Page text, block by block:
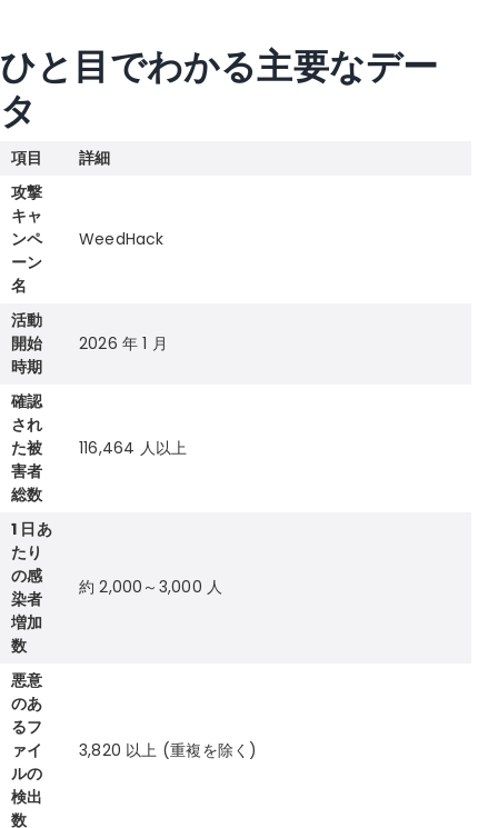
ひと目でわかる主要なデー
タ
項目
詳細
攻撃
キャ
ンペ
ーン
名
WeedHack
活動
開始
時期
2026 年 1 月
確認
され
た被
害者
総数
116,464 人以上
1 日あ
たり
の感
染者
増加
数
約 2,000～3,000 人
悪意
のあ
るフ
ァイ
ルの
検出
数
3,820 以上 (重複を除く)